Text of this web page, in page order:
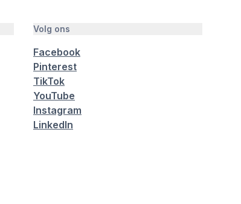
Volg ons
Facebook
Pinterest
TikTok
YouTube
Instagram
LinkedIn